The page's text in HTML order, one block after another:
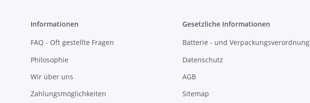
Informationen
FAQ - Oft gestellte Fragen
Philosophie
Wir über uns
Zahlungsmöglichkeiten
Gesetzliche Informationen
Batterie - und Verpackungsverordnung
Datenschutz
AGB
Sitemap